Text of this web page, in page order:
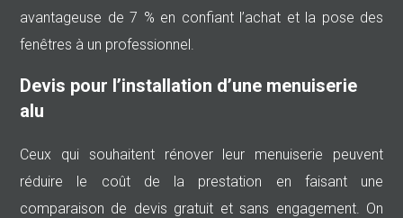
avantageuse de 7 % en confiant l’achat et la pose des
fenêtres à un professionnel.
Devis pour l’installation d’une menuiserie
alu
Ceux qui souhaitent rénover leur menuiserie peuvent
réduire le coût de la prestation en faisant une
comparaison de devis gratuit et sans engagement. On